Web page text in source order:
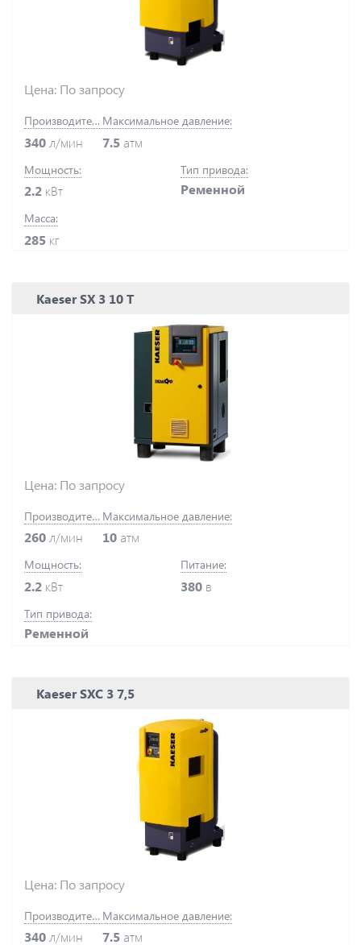
Цена: По запросу
Производительность:
340 л/мин
Максимальное давление:
7.5 атм
Мощность:
2.2 кВт
Тип привода:
Ременной
Масса:
285 кг
Kaeser SX 3 10 T
Цена: По запросу
Производительность:
260 л/мин
Максимальное давление:
10 атм
Мощность:
2.2 кВт
Питание:
380 в
Тип привода:
Ременной
Kaeser SXC 3 7,5
Цена: По запросу
Производительность:
340 л/мин
Максимальное давление:
7.5 атм